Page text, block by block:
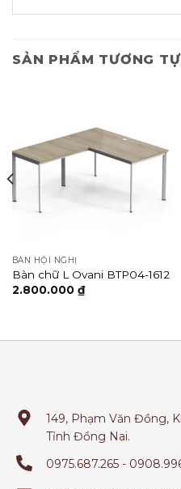
SẢN PHẨM TƯƠNG TỰ
BÀN HỘI NGHỊ
Bàn chữ L Ovani BTP04-1612
2.800.000 ₫
149, Phạm Văn Đồng,
Tỉnh Đồng Nai.
0975.687.265 -